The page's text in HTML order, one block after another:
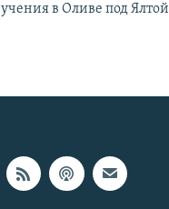
учения в Оливе под Ялтой